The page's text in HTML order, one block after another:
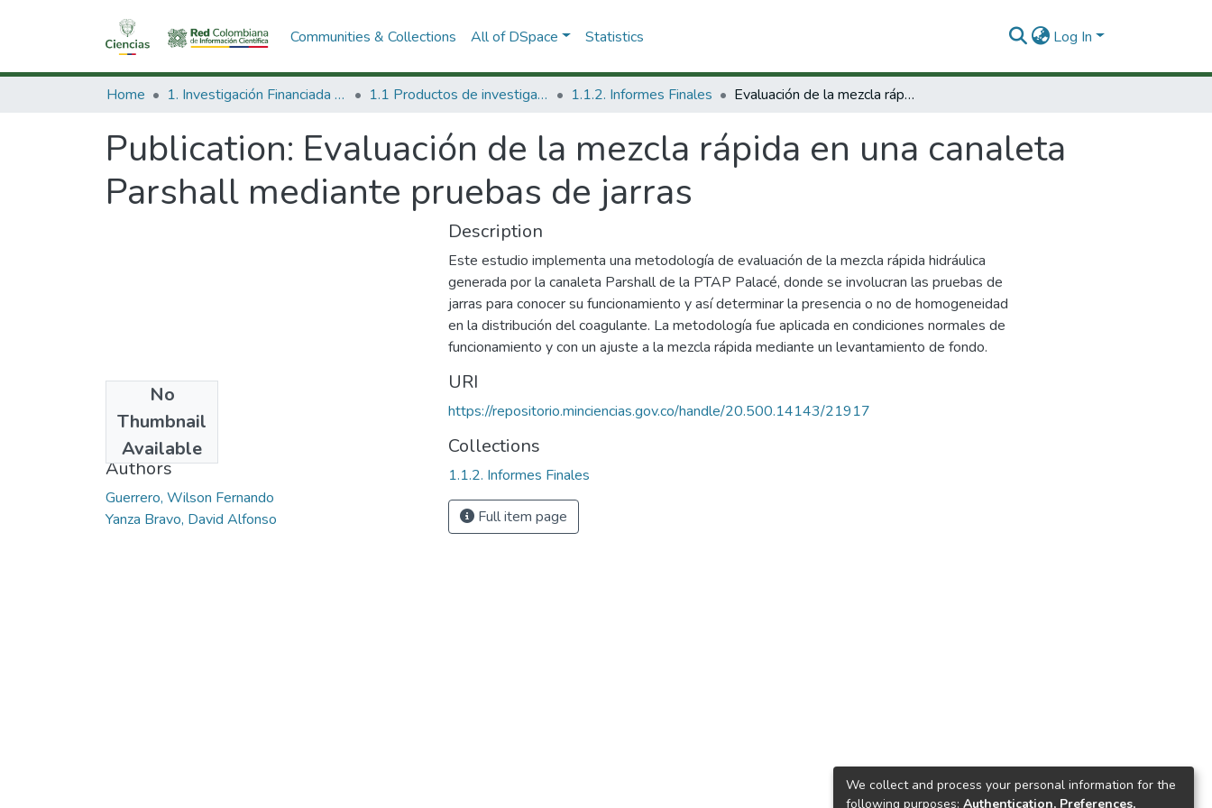
Communities & Collections All of DSpace Statistics Log In
Home 1. Investigación Financiada con Recursos Públicos 1.1 Productos de investigación 1.1.2. Informes Finales Evaluación de la mezcla rápida en una canaleta Parshall mediante pruebas de jarras
Publication: Evaluación de la mezcla rápida en una canaleta
Parshall mediante pruebas de jarras
No
Thumbnail
Available
2014
Authors
Guerrero, Wilson Fernando
Yanza Bravo, David Alfonso
Description
Este estudio implementa una metodología de evaluación de la mezcla rápida hidráulica
generada por la canaleta Parshall de la PTAP Palacé, donde se involucran las pruebas de
jarras para conocer su funcionamiento y así determinar la presencia o no de homogeneidad
en la distribución del coagulante. La metodología fue aplicada en condiciones normales de
funcionamiento y con un ajuste a la mezcla rápida mediante un levantamiento de fondo.
URI
https://repositorio.minciencias.gov.co/handle/20.500.14143/21917
Collections
1.1.2. Informes Finales
Full item page
We collect and process your personal information for the
following purposes: Authentication, Preferences,